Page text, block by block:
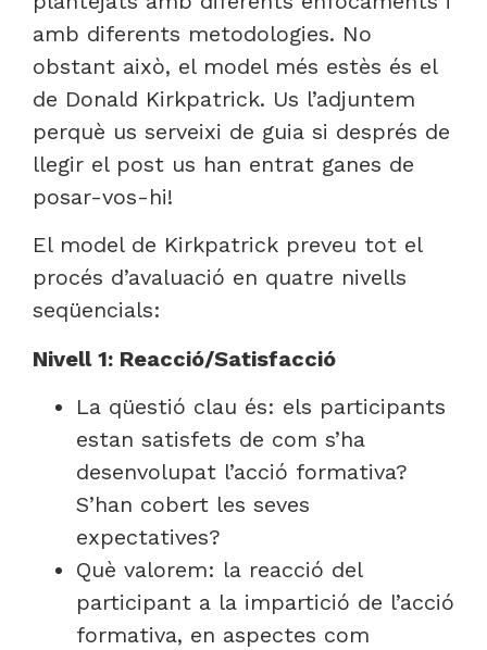
amb diferents metodologies. No
obstant això, el model més estès és el
de Donald Kirkpatrick. Us l’adjuntem
perquè us serveixi de guia si després de
llegir el post us han entrat ganes de
posar-vos-hi!
El model de Kirkpatrick preveu tot el
procés d’avaluació en quatre nivells
seqüencials:
Nivell 1: Reacció/Satisfacció
La qüestió clau és: els participants
estan satisfets de com s’ha
desenvolupat l’acció formativa?
S’han cobert les seves
expectatives?
Què valorem: la reacció del
participant a la impartició de l’acció
formativa, en aspectes com